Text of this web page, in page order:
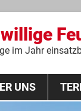
im Jahr
UNS